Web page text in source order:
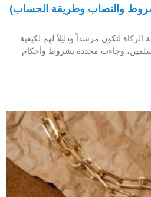
لتكون مرشداً ودليلاً لهم لكيفية
وجاءت محددة بشروط وأحكام